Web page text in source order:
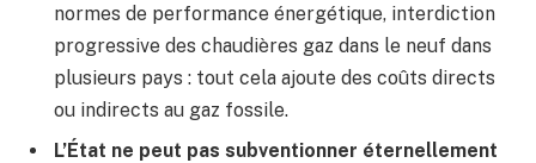
normes de performance énergétique, interdiction
progressive des chaudières gaz dans le neuf dans
plusieurs pays : tout cela ajoute des coûts directs
ou indirects au gaz fossile.
L’État ne peut pas subventionner éternellement